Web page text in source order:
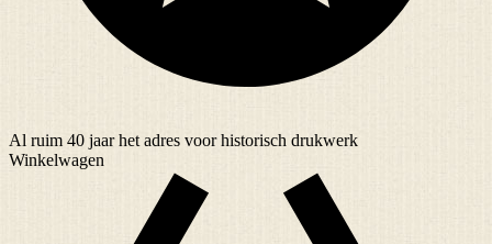
Al ruim 40 jaarhet adres voor historisch drukwerk
Winkelwagen